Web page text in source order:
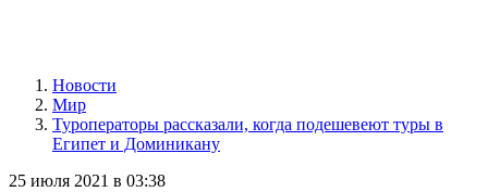
Новости
Мир
Туроператоры рассказали, когда подешевеют туры в
Египет и Доминикану
25 июля 2021 в 03:38